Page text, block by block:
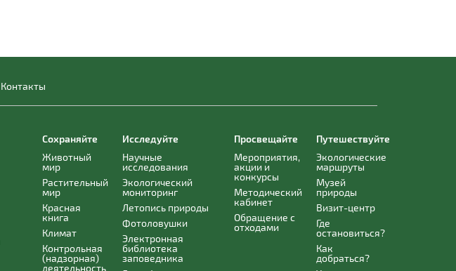
Контакты
Сохраняйте
Животный
мир
Растительный
мир
Красная
книга
Климат
Контрольная
(надзорная)
деятельность
Исследуйте
Научные
исследования
Экологический
мониторинг
Летопись природы
Фотоловушки
Электронная
библиотека
заповедника
Просвещайте
Мероприятия,
акции и
конкурсы
Методический
кабинет
Обращение с
отходами
Путешествуйте
Экологические
маршруты
Музей
природы
Визит-центр
Где
остановиться?
Как
добраться?